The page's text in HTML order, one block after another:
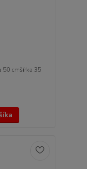
50 cmšírka 35